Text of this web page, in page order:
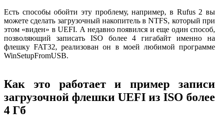
Есть способы обойти эту проблему, например, в Rufus 2 вы
можете сделать загрузочный накопитель в NTFS, который при
этом «виден» в UEFI. А недавно появился и еще один способ,
позволяющий записать ISO более 4 гигабайт именно на
флешку FAT32, реализован он в моей любимой программе
WinSetupFromUSB.
Как это работает и пример записи
загрузочной флешки UEFI из ISO более
4 Гб